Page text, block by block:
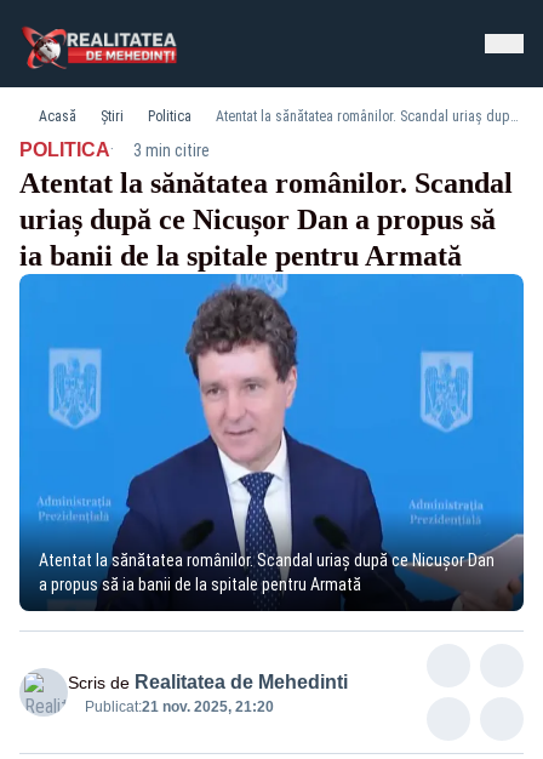
Acasă Știri Politica Atentat la sănătatea românilor. Scandal uriaș după ce Nicușor Dan a propus să ia banii de la spitale pentru Armată
POLITICA· 3 min citire
Atentat la sănătatea românilor. Scandal
uriaș după ce Nicușor Dan a propus să
ia banii de la spitale pentru Armată
Atentat la sănătatea românilor. Scandal uriaș după ce Nicușor Dan
a propus să ia banii de la spitale pentru Armată
Scris de Realitatea de Mehedinti
Publicat:21 nov. 2025, 21:20